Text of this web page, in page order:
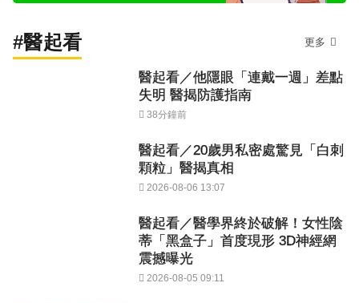
#醫起看 更多
醫起看／他隱眼「連戴一週」差點
失明 醫揭防護指南
38分鐘前
醫起看／20歲男私密處驚見「白刺
顆粒」醫揭真相
2026-08-06 13:07
醫起看／醫學界終於破解！女性陰
蒂「黑盒子」首度現形 3D神經網
震撼曝光
2026-08-05 09:11